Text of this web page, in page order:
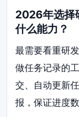
2026年选择
什么能力？
最需要看重研
做任务记录的
交、自动更新
报，保证进度